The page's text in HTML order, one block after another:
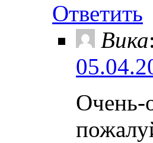
Ответить
Вика:
Очень-